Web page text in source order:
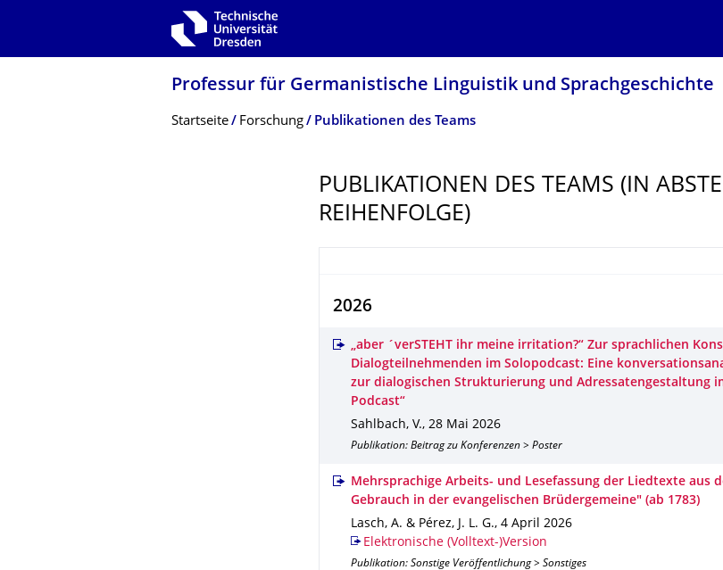
Zur Hauptnavigation springen
Professur für Germanistische Linguistik und Sprachgeschichte
Breadcrumb-Menü
Startseite Forschung Publikationen des Teams
PUBLIKATIONEN DES TEAMS (IN
REIHENFOLGE)
2026
„aber ´verSTEHT ihr meine irritation?“ Zur sprachlichen
Dialogteilnehmenden im Solopodcast: Eine
zur dialogischen Strukturierung und Adressatengestaltung
Podcast“
Sahlbach, V., 28 Mai 2026
Publikation: Beitrag zu Konferenzen > Poster
Mehrsprachige Arbeits- und Lesefassung der Liedtexte aus
Gebrauch in der evangelischen Brüdergemeine" (ab 1783)
Lasch, A. & Pérez, J. L. G., 4 April 2026
Elektronische (Volltext-)Version
Publikation: Sonstige Veröffentlichung > Sonstiges